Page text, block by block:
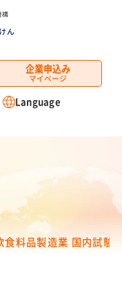
企業申込み
マイページ
Language
料品製造業 国内試験